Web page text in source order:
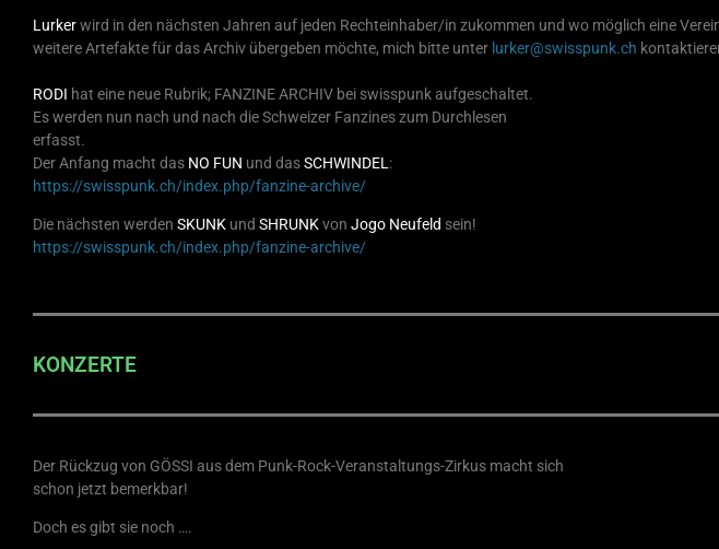
Lurkerwird in den nächsten Jahren auf jeden Rechteinhaber/in zukommen und wo möglich eine
weitere Artefakte für das Archiv übergeben möchte, mich bitte unter lurker@swisspunk.ch
RODI hat eine neue Rubrik; FANZINE ARCHIV bei swisspunk aufgeschaltet.
Es werden nun nach und nach die Schweizer Fanzines zum Durchlesen
erfasst.
Der Anfang macht das NO FUN und dasSCHWINDEL :
https://swisspunk.ch/index.php/fanzine-archive/
Die nächsten werden SKUNK und SHRUNKvon Jogo Neufeld sein!
https://swisspunk.ch/index.php/fanzine-archive/
KONZERTE
Der Rückzug von GÖSSI aus dem Punk-Rock-Veranstaltungs-Zirkus macht sich
schon jetzt bemerkbar!
Doch es gibt sie noch ….